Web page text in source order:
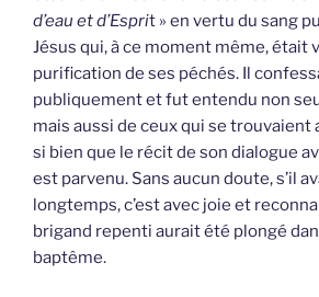
d’eau et d’Esprit » en vertu du sang
Jésus qui, à ce moment même, était
purification de ses péchés. Il
publiquement et fut entendu non
mais aussi de ceux qui se trouvaient
si bien que le récit de son dialogue
est parvenu. Sans aucun doute, s’il
longtemps, c’est avec joie et
brigand repenti aurait été plongé
baptême.